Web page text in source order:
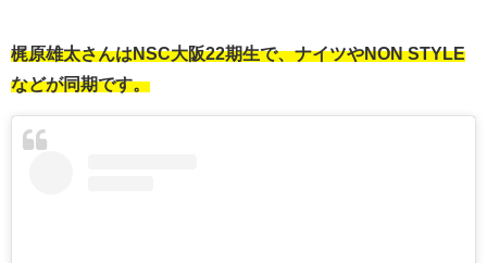
梶原雄太さんはNSC大阪22期生で、ナイツやNON STYLE
などが同期です。